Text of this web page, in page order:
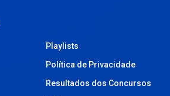
Playlists
Política de Privacidade
Resultados dos Concursos